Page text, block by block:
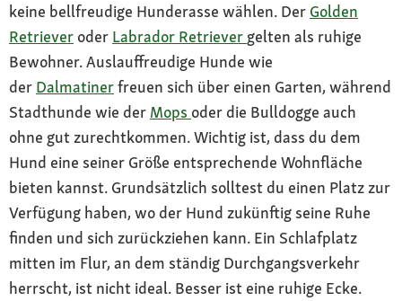
keine bellfreudige Hunderasse wählen. Der Golden
Retriever oder Labrador Retriever gelten als ruhige
Bewohner. Auslauffreudige Hunde wie
der Dalmatinerfreuen sich über einen Garten, während
Stadthunde wie der Mops oder die Bulldogge auch
ohne gut zurechtkommen. Wichtig ist, dass du dem
Hund eine seiner Größe entsprechende Wohnfläche
bieten kannst. Grundsätzlich solltest du einen Platz zur
Verfügung haben, wo der Hund zukünftig seine Ruhe
finden und sich zurückziehen kann. Ein Schlafplatz
mitten im Flur, an dem ständig Durchgangsverkehr
herrscht, ist nicht ideal. Besser ist eine ruhige Ecke.